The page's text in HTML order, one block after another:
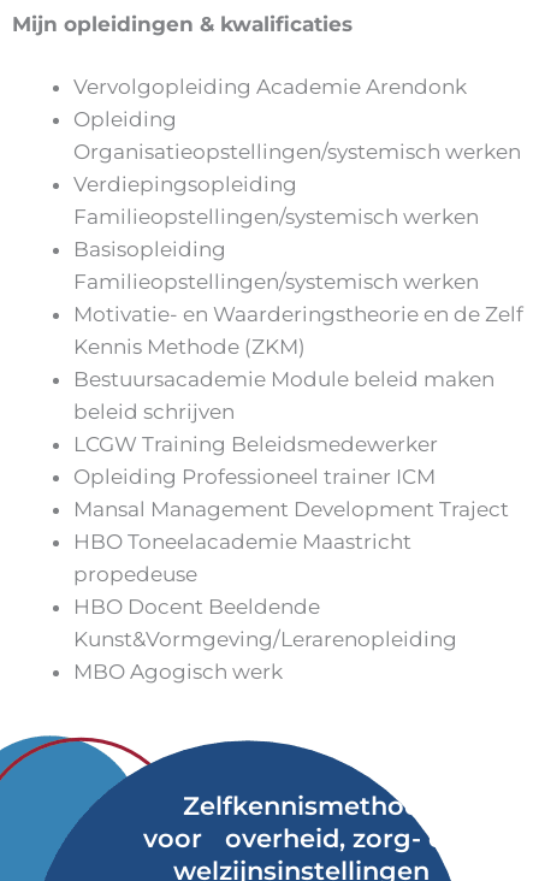
Mijn opleidingen & kwalificaties
Vervolgopleiding Academie Arendonk
Opleiding
Organisatieopstellingen/systemisch werken
Verdiepingsopleiding
Familieopstellingen/systemisch werken
Basisopleiding
Familieopstellingen/systemisch werken
Motivatie- en Waarderingstheorie en de Zelf
Kennis Methode (ZKM)
Bestuursacademie Module beleid maken
beleid schrijven
LCGW Training Beleidsmedewerker
Opleiding Professioneel trainer ICM
Mansal Management Development Traject
HBO Toneelacademie Maastricht
propedeuse
HBO Docent Beeldende
Kunst&Vormgeving/Lerarenopleiding
MBO Agogisch werk
Zelfkennismethode
voor overheid, zorg- en
welzijnsinstellingen